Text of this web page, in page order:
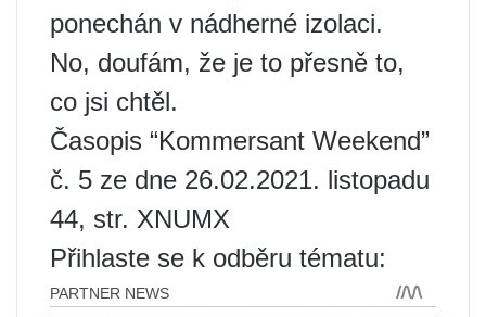
ponechán v nádherné izolaci.
No, doufám, že je to přesně to,
co jsi chtěl.
Časopis “Kommersant Weekend”
č. 5 ze dne 26.02.2021. listopadu
44, str. XNUMX
Přihlaste se k odběru tématu: